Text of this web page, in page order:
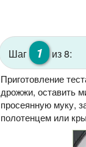
Шаг 1 из 8:
Приготовление
дрожжи, оставить
просеянную муку,
полотенцем или